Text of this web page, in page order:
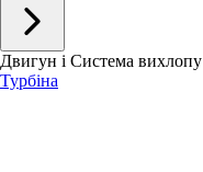
Двигун і Система вихлопу
Турбіна